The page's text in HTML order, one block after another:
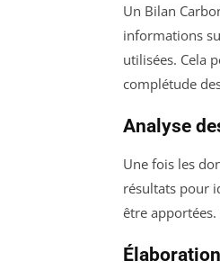
Un Bilan
informations
utilisées. Cela
complétude
Analyse
Une fois les
résultats pour
être